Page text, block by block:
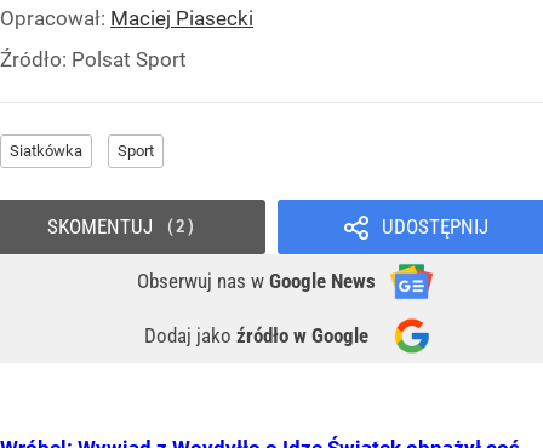
Opracował: Maciej Piasecki
Źródło: Polsat Sport
Siatkówka Sport
UDOSTĘPNIJ
Obserwuj nas w Google News
Dodaj jako źródło w Google
SKOMENTUJ 2